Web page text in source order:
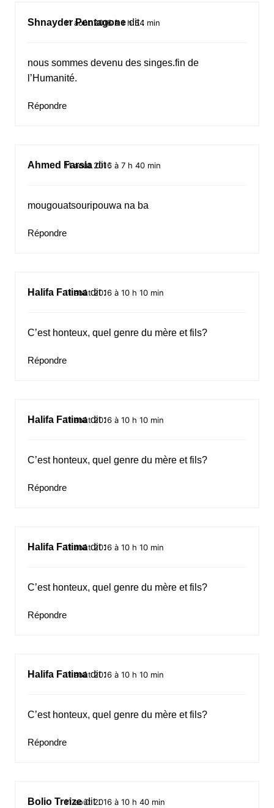
Shnayder Pentagone dit :
11 août 2016 à 1 h 54 min
nous sommes devenu des singes.fin de
l’Humanité.
Répondre
Ahmed Farsia dit :
11 août 2016 à 7 h 40 min
mougouatsouripouwa na ba
Répondre
Halifa Fatima dit :
11 août 2016 à 10 h 10 min
C’est honteux, quel genre du mère et fils?
Répondre
Halifa Fatima dit :
11 août 2016 à 10 h 10 min
C’est honteux, quel genre du mère et fils?
Répondre
Halifa Fatima dit :
11 août 2016 à 10 h 10 min
C’est honteux, quel genre du mère et fils?
Répondre
Halifa Fatima dit :
11 août 2016 à 10 h 10 min
C’est honteux, quel genre du mère et fils?
Répondre
Bolio Treize dit :
11 août 2016 à 10 h 40 min